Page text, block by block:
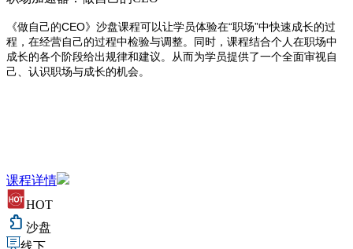
《做自己的CEO》沙盘课程可以让学员体验在“职场”中快速成长的过
程，在经营自己的过程中检验与调整。同时，课程结合个人在职场中
成长的各个阶段给出规律和建议。从而为学员提供了一个全面审视自
己、认识职场与成长的机会。
课程详情
HOT
沙盘